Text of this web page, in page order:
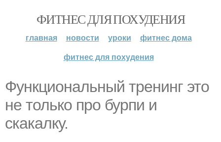
ФИТНЕС ДЛЯ ПОХУДЕНИЯ
главная новости уроки
фитнес дома
фитнес для похудения
Функциональный тренинг это
не только про бурпи и
скакалку.